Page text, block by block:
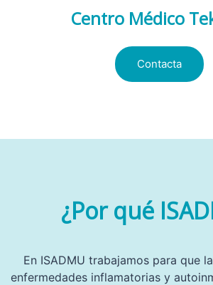
Centro Médico
Contacta
¿Por qué
En ISADMU trabajamos para que
enfermedades inflamatorias y